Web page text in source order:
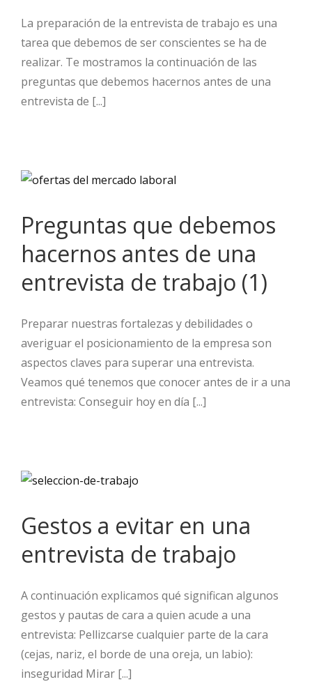
La preparación de la entrevista de trabajo es una
tarea que debemos de ser conscientes se ha de
realizar. Te mostramos la continuación de las
preguntas que debemos hacernos antes de una
entrevista de [...]
Preguntas que debemos
hacernos antes de una
entrevista de trabajo (1)
Preparar nuestras fortalezas y debilidades o
averiguar el posicionamiento de la empresa son
aspectos claves para superar una entrevista.
Veamos qué tenemos que conocer antes de ir a una
entrevista: Conseguir hoy en día [...]
Gestos a evitar en una
entrevista de trabajo
A continuación explicamos qué significan algunos
gestos y pautas de cara a quien acude a una
entrevista: Pellizcarse cualquier parte de la cara
(cejas, nariz, el borde de una oreja, un labio):
inseguridad Mirar [...]